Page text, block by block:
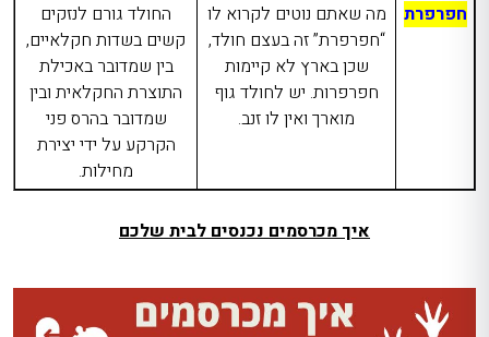
חפרפרת
מה שאתם נוטים לקרוא לו
“חפרפרת” זה בעצם חולד,
שכן בארץ לא קיימות
חפרפרות. יש לחולד גוף
מוארך ואין לו זנב.
החולד גורם לנזקים
קשים בשדות חקלאיים,
בין שמדובר באכילת
התוצרת החקלאית ובין
שמדובר בהרס פני
הקרקע על ידי יצירת
מחילות.
איך מכרסמים נכנסים לבית שלכם